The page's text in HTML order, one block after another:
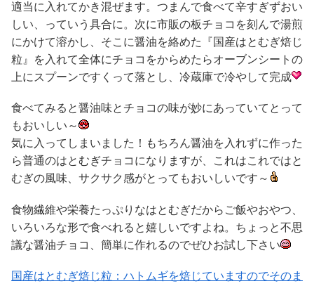
適当に入れてかき混ぜます。つまんで食べて辛すぎずおい
しい、っていう具合に。次に市販の板チョコを刻んで湯煎
にかけて溶かし、そこに醤油を絡めた『国産はとむぎ焙じ
粒』を入れて全体にチョコをからめたらオーブンシートの
上にスプーンですくって落とし、冷蔵庫で冷やして完成
食べてみると醤油味とチョコの味が妙にあっていてとって
もおいしい～
気に入ってしまいました！もちろん醤油を入れずに作った
ら普通のはとむぎチョコになりますが、これはこれではと
むぎの風味、サクサク感がとってもおいしいです～
食物繊維や栄養たっぷりなはとむぎだからご飯やおやつ、
いろいろな形で食べれると嬉しいですよね。ちょっと不思
議な醤油チョコ、簡単に作れるのでぜひお試し下さい
国産はとむぎ焙じ粒：ハトムギを焙じていますのでそのま